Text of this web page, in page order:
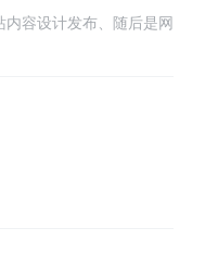
容设计发布、随后是网